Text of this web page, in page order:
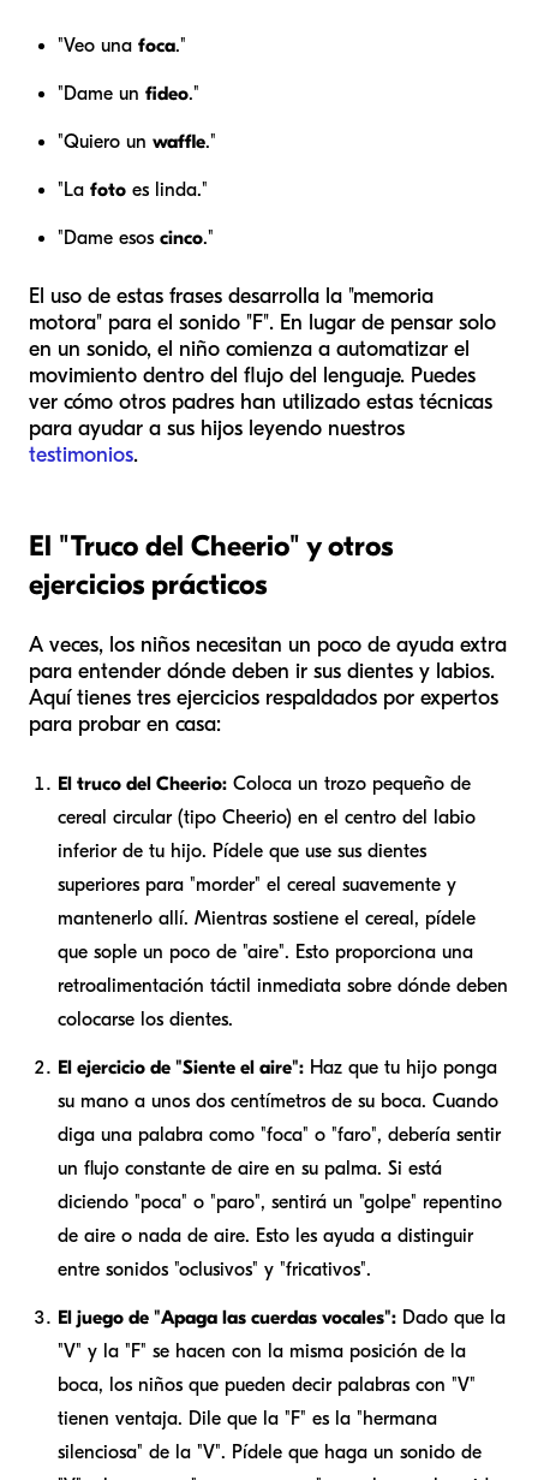
"Veo una foca."
"Dame un fideo."
"Quiero un waffle."
"La foto es linda."
"Dame esos cinco."
El uso de estas frases desarrolla la "memoria
motora" para el sonido "F". En lugar de pensar solo
en un sonido, el niño comienza a automatizar el
movimiento dentro del flujo del lenguaje. Puedes
ver cómo otros padres han utilizado estas técnicas
para ayudar a sus hijos leyendo nuestros
testimonios.
El "Truco del Cheerio" y otros
ejercicios prácticos
A veces, los niños necesitan un poco de ayuda extra
para entender dónde deben ir sus dientes y labios.
Aquí tienes tres ejercicios respaldados por expertos
para probar en casa:
El truco del Cheerio: Coloca un trozo pequeño de
cereal circular (tipo Cheerio) en el centro del labio
inferior de tu hijo. Pídele que use sus dientes
superiores para "morder" el cereal suavemente y
mantenerlo allí. Mientras sostiene el cereal, pídele
que sople un poco de "aire". Esto proporciona una
retroalimentación táctil inmediata sobre dónde deben
colocarse los dientes.
El ejercicio de "Siente el aire": Haz que tu hijo ponga
su mano a unos dos centímetros de su boca. Cuando
diga una palabra como "foca" o "faro", debería sentir
un flujo constante de aire en su palma. Si está
diciendo "poca" o "paro", sentirá un "golpe" repentino
de aire o nada de aire. Esto les ayuda a distinguir
entre sonidos "oclusivos" y "fricativos".
El juego de "Apaga las cuerdas vocales": Dado que la
"V" y la "F" se hacen con la misma posición de la
boca, los niños que pueden decir palabras con "V"
tienen ventaja. Dile que la "F" es la "hermana
silenciosa" de la "V". Pídele que haga un sonido de